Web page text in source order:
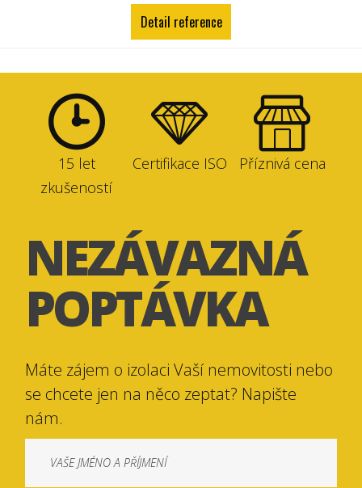
Detail reference
15 let
zkušeností
Certifikace ISO Příznivá cena
NEZÁVAZNÁ
POPTÁVKA
Máte zájem o izolaci Vaší nemovitosti nebo
se chcete jen na něco zeptat? Napište
nám.